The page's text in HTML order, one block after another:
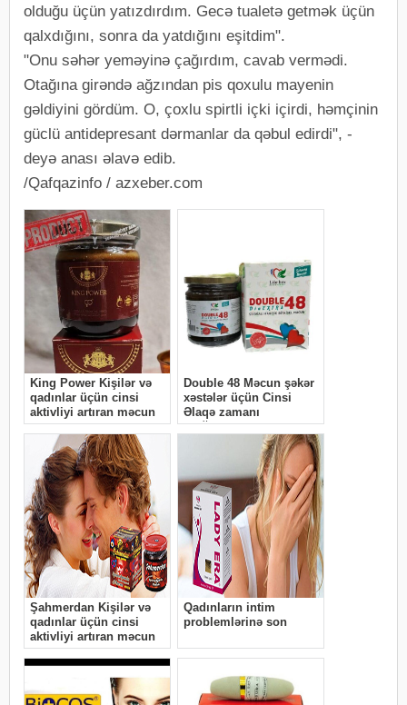
olduğu üçün yatızdırdım. Gecə tualetə getmək üçün
qalxdığını, sonra da yatdığını eşitdim".
"Onu səhər yeməyinə çağırdım, cavab vermədi.
Otağına girəndə ağzından pis qoxulu mayenin
gəldiyini gördüm. O, çoxlu spirtli içki içirdi, həmçinin
güclü antidepresant dərmanlar da qəbul edirdi", -
deyə anası əlavə edib.
/Qafqazinfo / azxeber.com